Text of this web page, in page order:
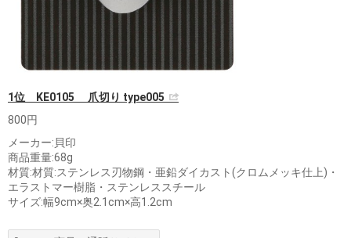
1位 KE0105 爪切り type005
800円
メーカー:貝印
商品重量:68g
材質:材質:ステンレス刃物鋼・亜鉛ダイカスト(クロムメッキ仕上)・
エラストマー樹脂・ステンレススチール
サイズ:幅9cm×奥2.1cm×高1.2cm